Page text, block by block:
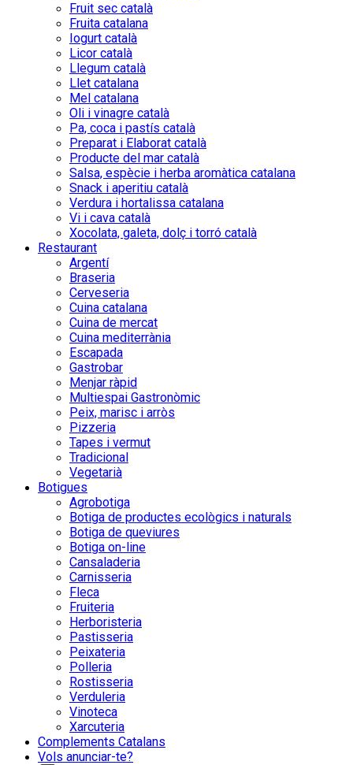
Fruit sec català
Fruita catalana
Iogurt català
Licor català
Llegum català
Llet catalana
Mel catalana
Oli i vinagre català
Pa, coca i pastís català
Preparat i Elaborat català
Producte del mar català
Salsa, espècie i herba aromàtica catalana
Snack i aperitiu català
Verdura i hortalissa catalana
Vi i cava català
Xocolata, galeta, dolç i torró català
Restaurant
Argentí
Braseria
Cerveseria
Cuina catalana
Cuina de mercat
Cuina mediterrània
Escapada
Gastrobar
Menjar ràpid
Multiespai Gastronòmic
Peix, marisc i arròs
Pizzeria
Tapes i vermut
Tradicional
Vegetarià
Botigues
Agrobotiga
Botiga de productes ecològics i naturals
Botiga de queviures
Botiga on-line
Cansaladeria
Carnisseria
Fleca
Fruiteria
Herboristeria
Pastisseria
Peixateria
Polleria
Rostisseria
Verduleria
Vinoteca
Xarcuteria
Complements Catalans
Vols anunciar-te?